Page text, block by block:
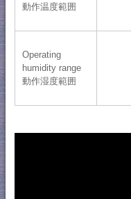
動作温度範囲
Operating
humidity range
動作湿度範囲